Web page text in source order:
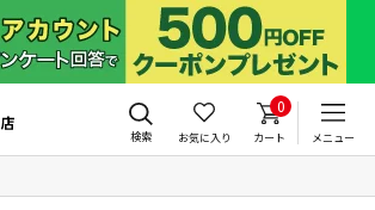
検索 お気に入り
0
カート メニュー